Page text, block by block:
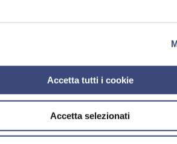
Accetta tutti i cookie
Accetta selezionati